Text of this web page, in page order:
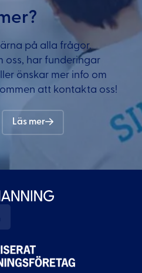
på alla frågor.
oss, har funderingar
önskar mer info om
att kontakta oss!
Läs mer